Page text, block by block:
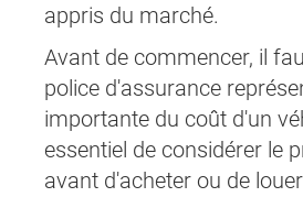
appris du marché.
Avant de commencer, il
police d'assurance
importante du coût d'un
essentiel de considérer le
avant d'acheter ou de